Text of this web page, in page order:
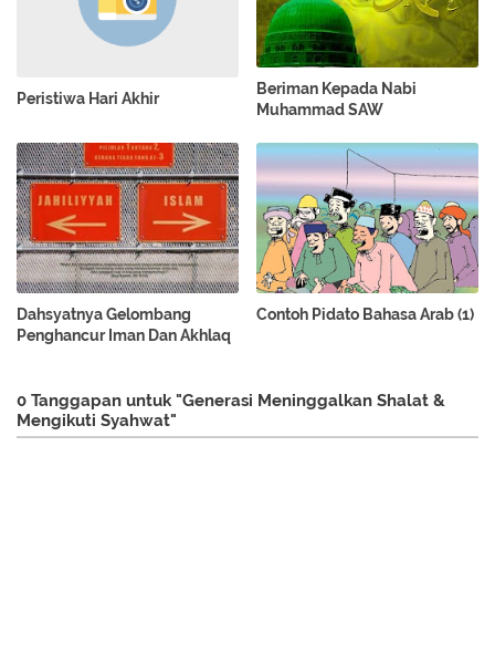
Peristiwa Hari Akhir
Beriman Kepada Nabi
Muhammad SAW
Dahsyatnya Gelombang
Penghancur Iman Dan Akhlaq
Contoh Pidato Bahasa Arab (1)
0 Tanggapan untuk "Generasi Meninggalkan Shalat &
Mengikuti Syahwat"